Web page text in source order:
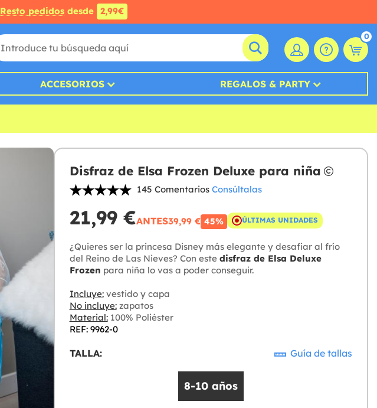
Resto pedidosdesde 2,99€
0
ACCESORIOS REGALOS & PARTY
Disfraz de Elsa Frozen Deluxe para niña
145 Comentarios Consúltalas
21,99 €ANTES39,99 € 45% ÚLTIMAS UNIDADES
¿Quieres ser la princesa Disney más elegante y desafiar al frío
del Reino de Las Nieves? Con este disfraz de Elsa Deluxe
Frozen para niña lo vas a poder conseguir.
Incluye:vestido y capa
No incluye:zapatos
Material:100% Poliéster
REF: 9962-0
TALLA: Guía de tallas
8-10 años